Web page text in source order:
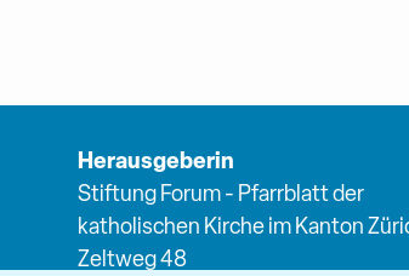
Herausgeberin
Stiftung Forum - Pfarrblatt der
katholischen Kirche im Kanton
Zeltweg 48